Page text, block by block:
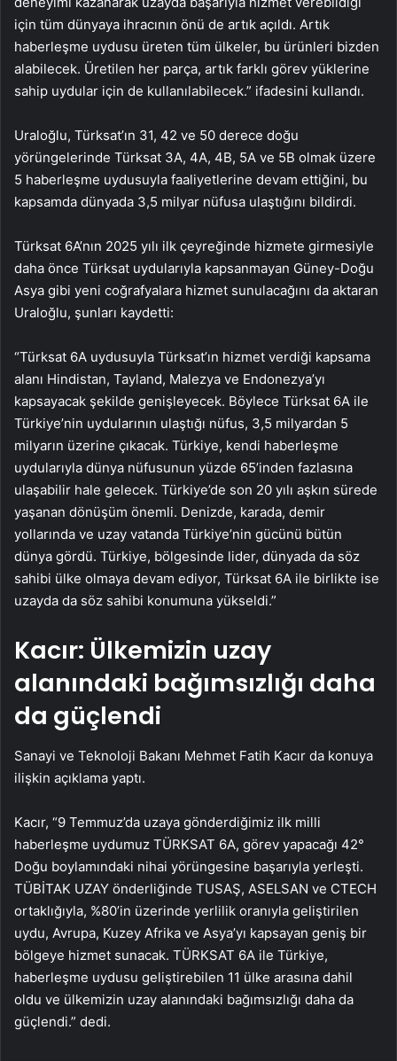
için tüm dünyaya ihracının önü de artık açıldı. Artık
haberleşme uydusu üreten tüm ülkeler, bu ürünleri bizden
alabilecek. Üretilen her parça, artık farklı görev yüklerine
sahip uydular için de kullanılabilecek.” ifadesini kullandı.
Uraloğlu, Türksat’ın 31, 42 ve 50 derece doğu
yörüngelerinde Türksat 3A, 4A, 4B, 5A ve 5B olmak üzere
5 haberleşme uydusuyla faaliyetlerine devam ettiğini, bu
kapsamda dünyada 3,5 milyar nüfusa ulaştığını bildirdi.
Türksat 6A’nın 2025 yılı ilk çeyreğinde hizmete girmesiyle
daha önce Türksat uydularıyla kapsanmayan Güney-Doğu
Asya gibi yeni coğrafyalara hizmet sunulacağını da aktaran
Uraloğlu, şunları kaydetti:
“Türksat 6A uydusuyla Türksat’ın hizmet verdiği kapsama
alanı Hindistan, Tayland, Malezya ve Endonezya’yı
kapsayacak şekilde genişleyecek. Böylece Türksat 6A ile
Türkiye’nin uydularının ulaştığı nüfus, 3,5 milyardan 5
milyarın üzerine çıkacak. Türkiye, kendi haberleşme
uydularıyla dünya nüfusunun yüzde 65’inden fazlasına
ulaşabilir hale gelecek. Türkiye’de son 20 yılı aşkın sürede
yaşanan dönüşüm önemli. Denizde, karada, demir
yollarında ve uzay vatanda Türkiye’nin gücünü bütün
dünya gördü. Türkiye, bölgesinde lider, dünyada da söz
sahibi ülke olmaya devam ediyor, Türksat 6A ile birlikte ise
uzayda da söz sahibi konumuna yükseldi.”
Kacır: Ülkemizin uzay
alanındaki bağımsızlığı daha
da güçlendi
Sanayi ve Teknoloji Bakanı Mehmet Fatih Kacır da konuya
ilişkin açıklama yaptı.
Kacır, “9 Temmuz’da uzaya gönderdiğimiz ilk milli
haberleşme uydumuz TÜRKSAT 6A, görev yapacağı 42°
Doğu boylamındaki nihai yörüngesine başarıyla yerleşti.
TÜBİTAK UZAY önderliğinde TUSAŞ, ASELSAN ve CTECH
ortaklığıyla, %80’in üzerinde yerlilik oranıyla geliştirilen
uydu, Avrupa, Kuzey Afrika ve Asya’yı kapsayan geniş bir
bölgeye hizmet sunacak. TÜRKSAT 6A ile Türkiye,
haberleşme uydusu geliştirebilen 11 ülke arasına dahil
oldu ve ülkemizin uzay alanındaki bağımsızlığı daha da
güçlendi.” dedi.